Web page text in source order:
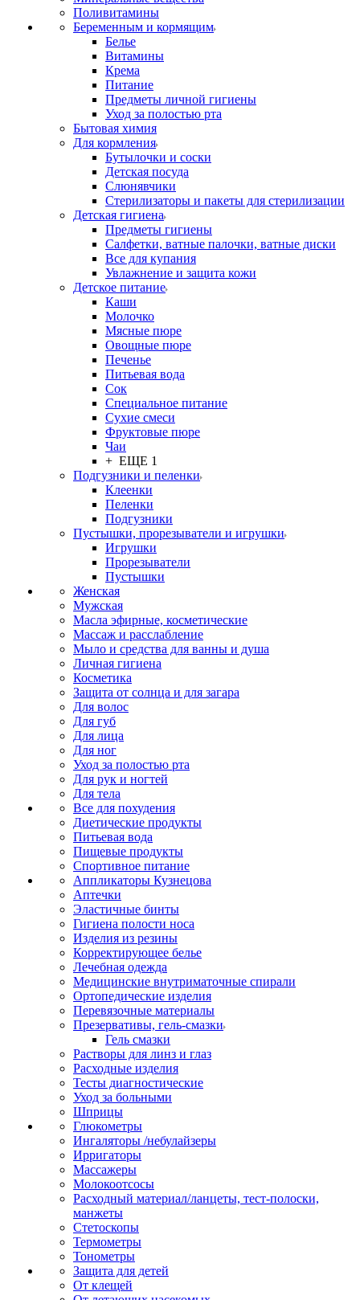
Поливитамины
Беременным и кормящим
Белье
Витамины
Крема
Питание
Предметы личной гигиены
Уход за полостью рта
Бытовая химия
Для кормления
Бутылочки и соски
Детская посуда
Слюнявчики
Стерилизаторы и пакеты для стерилизации
Детская гигиена
Предметы гигиены
Салфетки, ватные палочки, ватные диски
Все для купания
Увлажнение и защита кожи
Детское питание
Каши
Молочко
Мясные пюре
Овощные пюре
Печенье
Питьевая вода
Сок
Специальное питание
Сухие смеси
Фруктовые пюре
Чаи
+ ЕЩЕ 1
Подгузники и пеленки
Клеенки
Пеленки
Подгузники
Пустышки, прорезыватели и игрушки
Игрушки
Прорезыватели
Пустышки
Женская
Мужская
Масла эфирные, косметические
Массаж и расслабление
Мыло и средства для ванны и душа
Личная гигиена
Косметика
Защита от солнца и для загара
Для волос
Для губ
Для лица
Для ног
Уход за полостью рта
Для рук и ногтей
Для тела
Все для похудения
Диетические продукты
Питьевая вода
Пищевые продукты
Спортивное питание
Аппликаторы Кузнецова
Аптечки
Эластичные бинты
Гигиена полости носа
Изделия из резины
Корректирующее белье
Лечебная одежда
Медицинские внутриматочные спирали
Ортопедические изделия
Перевязочные материалы
Презервативы, гель-смазки
Гель смазки
Растворы для линз и глаз
Расходные изделия
Тесты диагностические
Уход за больными
Шприцы
Глюкометры
Ингаляторы /небулайзеры
Ирригаторы
Массажеры
Молокоотсосы
Расходный материал/ланцеты, тест-полоски,
манжеты
Стетоскопы
Термометры
Тонометры
Защита для детей
От клещей